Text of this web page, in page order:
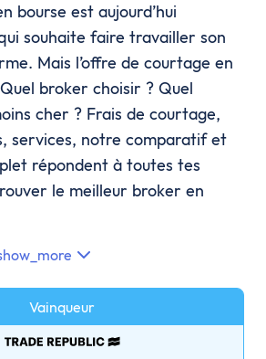
bourse est aujourd’hui
souhaite faire travailler son
Mais l’offre de courtage en
broker choisir ? Quel
cher ? Frais de courtage,
services, notre comparatif et
répondent à toutes tes
le meilleur broker en
Vainqueur